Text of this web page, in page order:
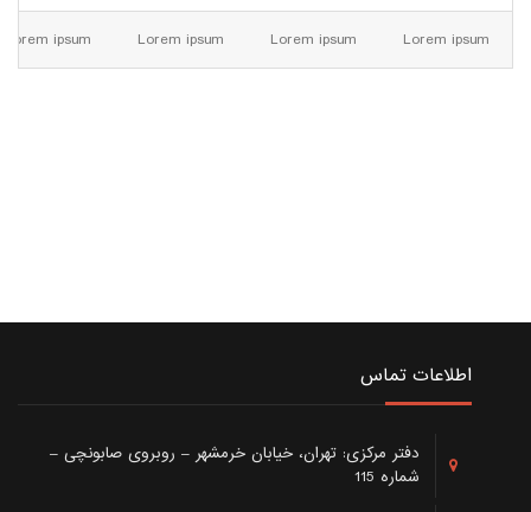
Lorem ipsum
Lorem ipsum
Lorem ipsum
Lorem ipsum
اطلاعات تماس
دفتر مرکزی: تهران، خیابان خرمشهر – روبروی صابونچی –
شماره 115